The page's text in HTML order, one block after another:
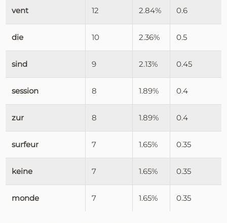
vent 12 2.84% 0.6
die 10 2.36% 0.5
sind 9 2.13% 0.45
session 8 1.89% 0.4
zur 8 1.89% 0.4
surfeur 7 1.65% 0.35
keine 7 1.65% 0.35
monde 7 1.65% 0.35